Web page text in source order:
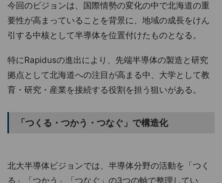
今回のビジョンは、国際情勢の変化の中で北海道の重
要性が高まっていることを背景に、地域の成長をけん
引する中核として半導体を位置付けたものとなる。
特にRapidusの進出により、先端半導体の製造と研究
拠点として北海道への注目が高まる中、大学として教
育・研究・産業を接続する役割を担う狙いがある。
「つくる・つかう・つなぐ」で構造化
北大半導体ビジョンでは、半導体分野の活動を「つく
る」「つかう」「つなぐ」の3つの軸で整理してい